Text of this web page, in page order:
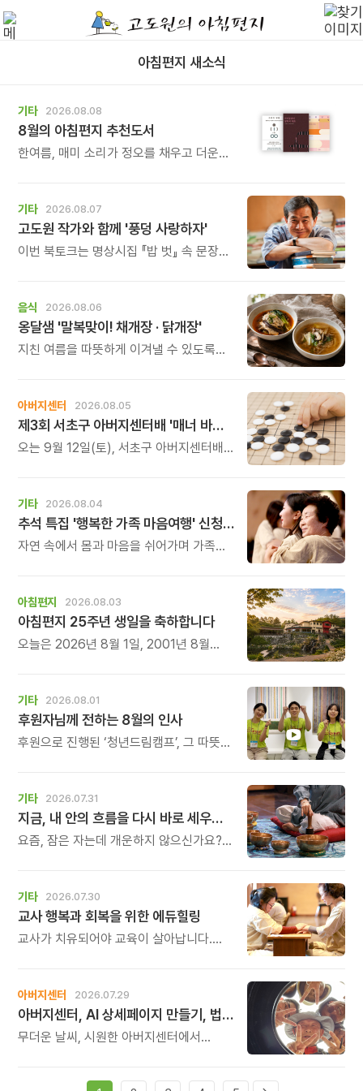
아침편지 새소식
기타 2026.08.08
8월의 아침편지 추천도서
한여름, 매미 소리가 정오를 채우고 더운
기타 2026.08.07
고도원 작가와 함께 '풍덩 사랑하자'
이번 북토크는 명상시집 『밥 벗』 속 문장을
음식 2026.08.06
옹달샘 '말복맞이! 채개장 · 닭개장'
지친 여름을 따뜻하게 이겨낼 수 있도록
아버지센터 2026.08.05
제3회 서초구 아버지센터배 '매너 바둑왕' 대회
오는 9월 12일(토), 서초구 아버지센터배
기타 2026.08.04
추석 특집 '행복한 가족 마음여행' 신청 안내
자연 속에서 몸과 마음을 쉬어가며 가족의
아침편지 2026.08.03
아침편지 25주년 생일을 축하합니다
오늘은 2026년 8월 1일, 2001년 8월
기타 2026.08.01
후원자님께 전하는 8월의 인사
후원으로 진행된 ‘청년드림캠프’, 그 따뜻한
기타 2026.07.31
지금, 내 안의 흐름을 다시 바로 세우고 싶다면
요즘, 잠은 자는데 개운하지 않으신가요?
쉬어도 회복되지 않는 건 몸이 아니라
‘에너지의 흐름’이 흐트러졌기 때문입니다.
기타 2026.07.30
교사 행복과 회복을 위한 에듀힐링
교사가 치유되어야 교육이 살아납니다.
교육의 중심에 있는 나 자신을 돌보고
회복하는 시간입니다. 누군가를 가르치기
위해 애써온 시간만큼, 이제는 자신을 위한
쉼과 치유의 시간을 선물해 보시기
아버지센터 2026.07.29
아버지센터, AI 상세페이지 만들기, 법인사용설명서, 사진 일일특강, 숏츠 만들기 등 8월 프로그램 신청하세요
무더운 날씨, 시원한 아버지센터에서